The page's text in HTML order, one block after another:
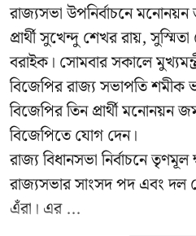
রাজ্যসভা উপনির্বাচনে
প্রার্থী সুখেন্দু শেখর রায়,
বরাইক। সোমবার সকালে
বিজেপির রাজ্য সভাপতি শমীক
বিজেপির তিন প্রার্থী মনোনয়ন
বিজেপিতে যোগ দেন।
রাজ্য বিধানসভা নির্বাচনে
রাজ্যসভার সাংসদ পদ এবং দল
এঁরা। এর ...